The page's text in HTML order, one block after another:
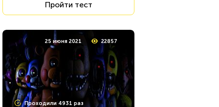
Пройти тест
25 июня 2021 22857
Проходили 4931 раз